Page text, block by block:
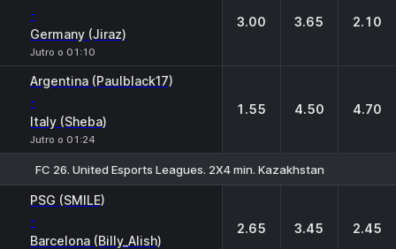
-
Germany (Jiraz)
Jutro o 01:10
3.00 3.65 2.10
Argentina (Paulblack17)
-
Italy (Sheba)
Jutro o 01:24
1.55 4.50 4.70
FC 26. United Esports Leagues. 2X4 min. Kazakhstan
PSG (SMILE)
-
Barcelona (Billy_Alish)
2.65 3.45 2.45